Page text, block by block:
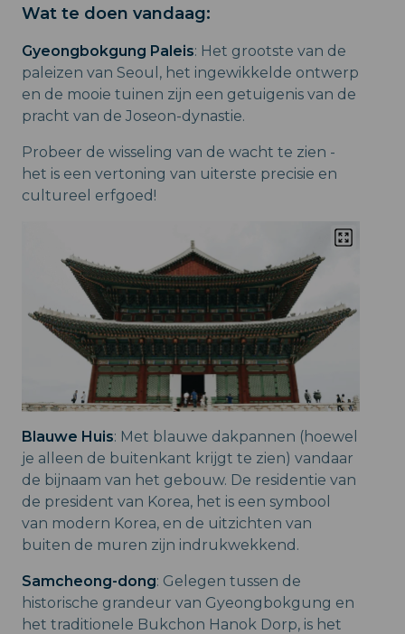
Wat te doen vandaag:
Gyeongbokgung Paleis: Het grootste van de
paleizen van Seoul, het ingewikkelde ontwerp
en de mooie tuinen zijn een getuigenis van de
pracht van de Joseon-dynastie.
Probeer de wisseling van de wacht te zien -
het is een vertoning van uiterste precisie en
cultureel erfgoed!
Blauwe Huis: Met blauwe dakpannen (hoewel
je alleen de buitenkant krijgt te zien) vandaar
de bijnaam van het gebouw. De residentie van
de president van Korea, het is een symbool
van modern Korea, en de uitzichten van
buiten de muren zijn indrukwekkend.
Samcheong-dong: Gelegen tussen de
historische grandeur van Gyeongbokgung en
het traditionele Bukchon Hanok Dorp, is het